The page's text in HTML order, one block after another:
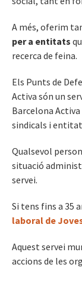
A més, oferim
per a entitats
recerca de feina.
Els Punts de
Activa són un
Barcelona
sindicals i
Qualsevol
situació
servei.
Si tens fins a 35
laboral de
Aquest servei
accions de les